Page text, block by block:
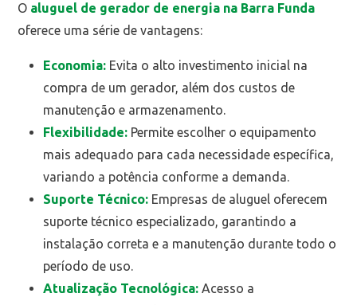
O aluguel de gerador de energia na Barra Funda
oferece uma série de vantagens:
Economia: Evita o alto investimento inicial na
compra de um gerador, além dos custos de
manutenção e armazenamento.
Flexibilidade: Permite escolher o equipamento
mais adequado para cada necessidade específica,
variando a potência conforme a demanda.
Suporte Técnico: Empresas de aluguel oferecem
suporte técnico especializado, garantindo a
instalação correta e a manutenção durante todo o
período de uso.
Atualização Tecnológica: Acesso a